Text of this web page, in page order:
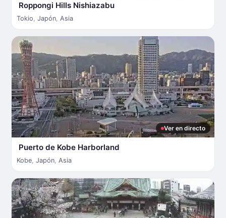
Roppongi Hills Nishiazabu
Tokio, Japón, Asia
Ver en directo
Puerto de Kobe Harborland
Kobe, Japón, Asia